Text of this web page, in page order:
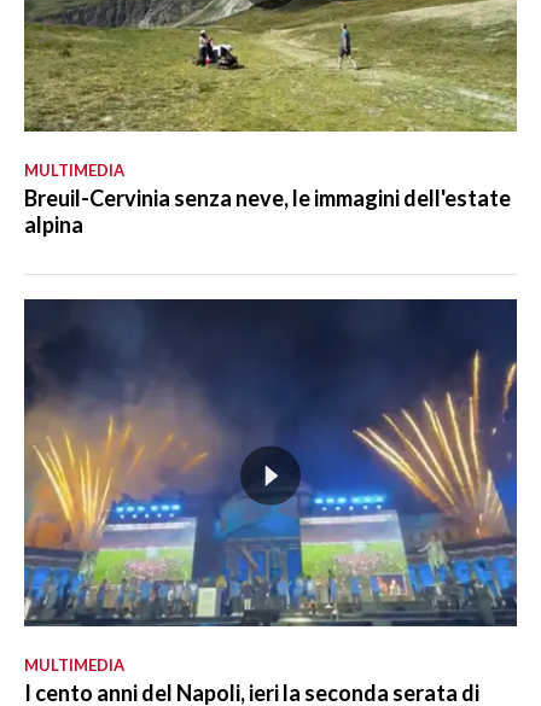
MULTIMEDIA
Breuil-Cervinia senza neve, le immagini dell'estate
alpina
MULTIMEDIA
I cento anni del Napoli, ieri la seconda serata di